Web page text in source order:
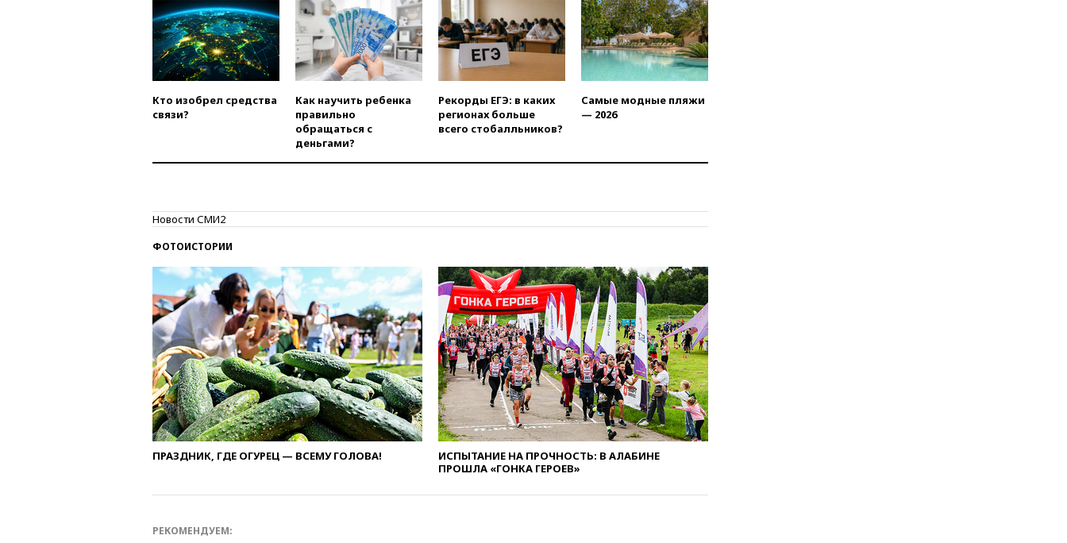
вчера, 21:00В России вновь
обсуждают эксперимент по
онлайн-продаже алкоголя
вчера, 20:45Матвиенко:
россиянам могут
Армению
вчера, 20:35
беспилотник над Россией
олимпиады для поступления в
вузы
предложил оплачивать
защиту дорог от БПЛА из
средств на ремонт
вчера, 20:00Зеленский 8
августа посетит Сербию с
официальным визитом
вчера, 19:58В Госдуму будет
внесен законопроект об
отмене ЕГЭ
вчера, 19:50Аэропорты Сочи и
Ярославля приостановили
работу
призвал доноров-
Кто изобрел средства
связи?
Как научить ребенка
правильно
обращаться с
деньгами?
Рекорды ЕГЭ: в каких
регионах больше
всего стобалльников?
Самые модные пляжи
— 2026
Новости СМИ2
ФОТОИСТОРИИ
ПРАЗДНИК, ГДЕ ОГУРЕЦ — ВСЕМУ ГОЛОВА!
ИСПЫТАНИЕ НА ПРОЧНОСТЬ: В АЛАБИНЕ
ПРОШЛА «ГОНКА ГЕРОЕВ»
РЕКОМЕНДУЕМ: